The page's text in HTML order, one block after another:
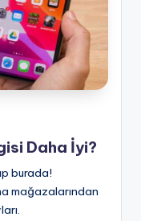
Daha İyi?
burada!
mağazalarından